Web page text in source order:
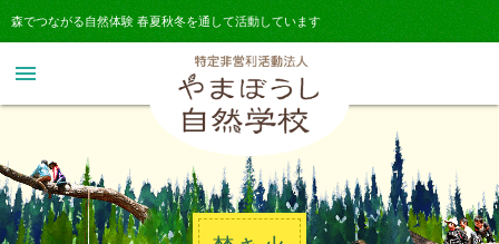
森でつながる自然体験 春夏秋冬を通して活動しています
menu